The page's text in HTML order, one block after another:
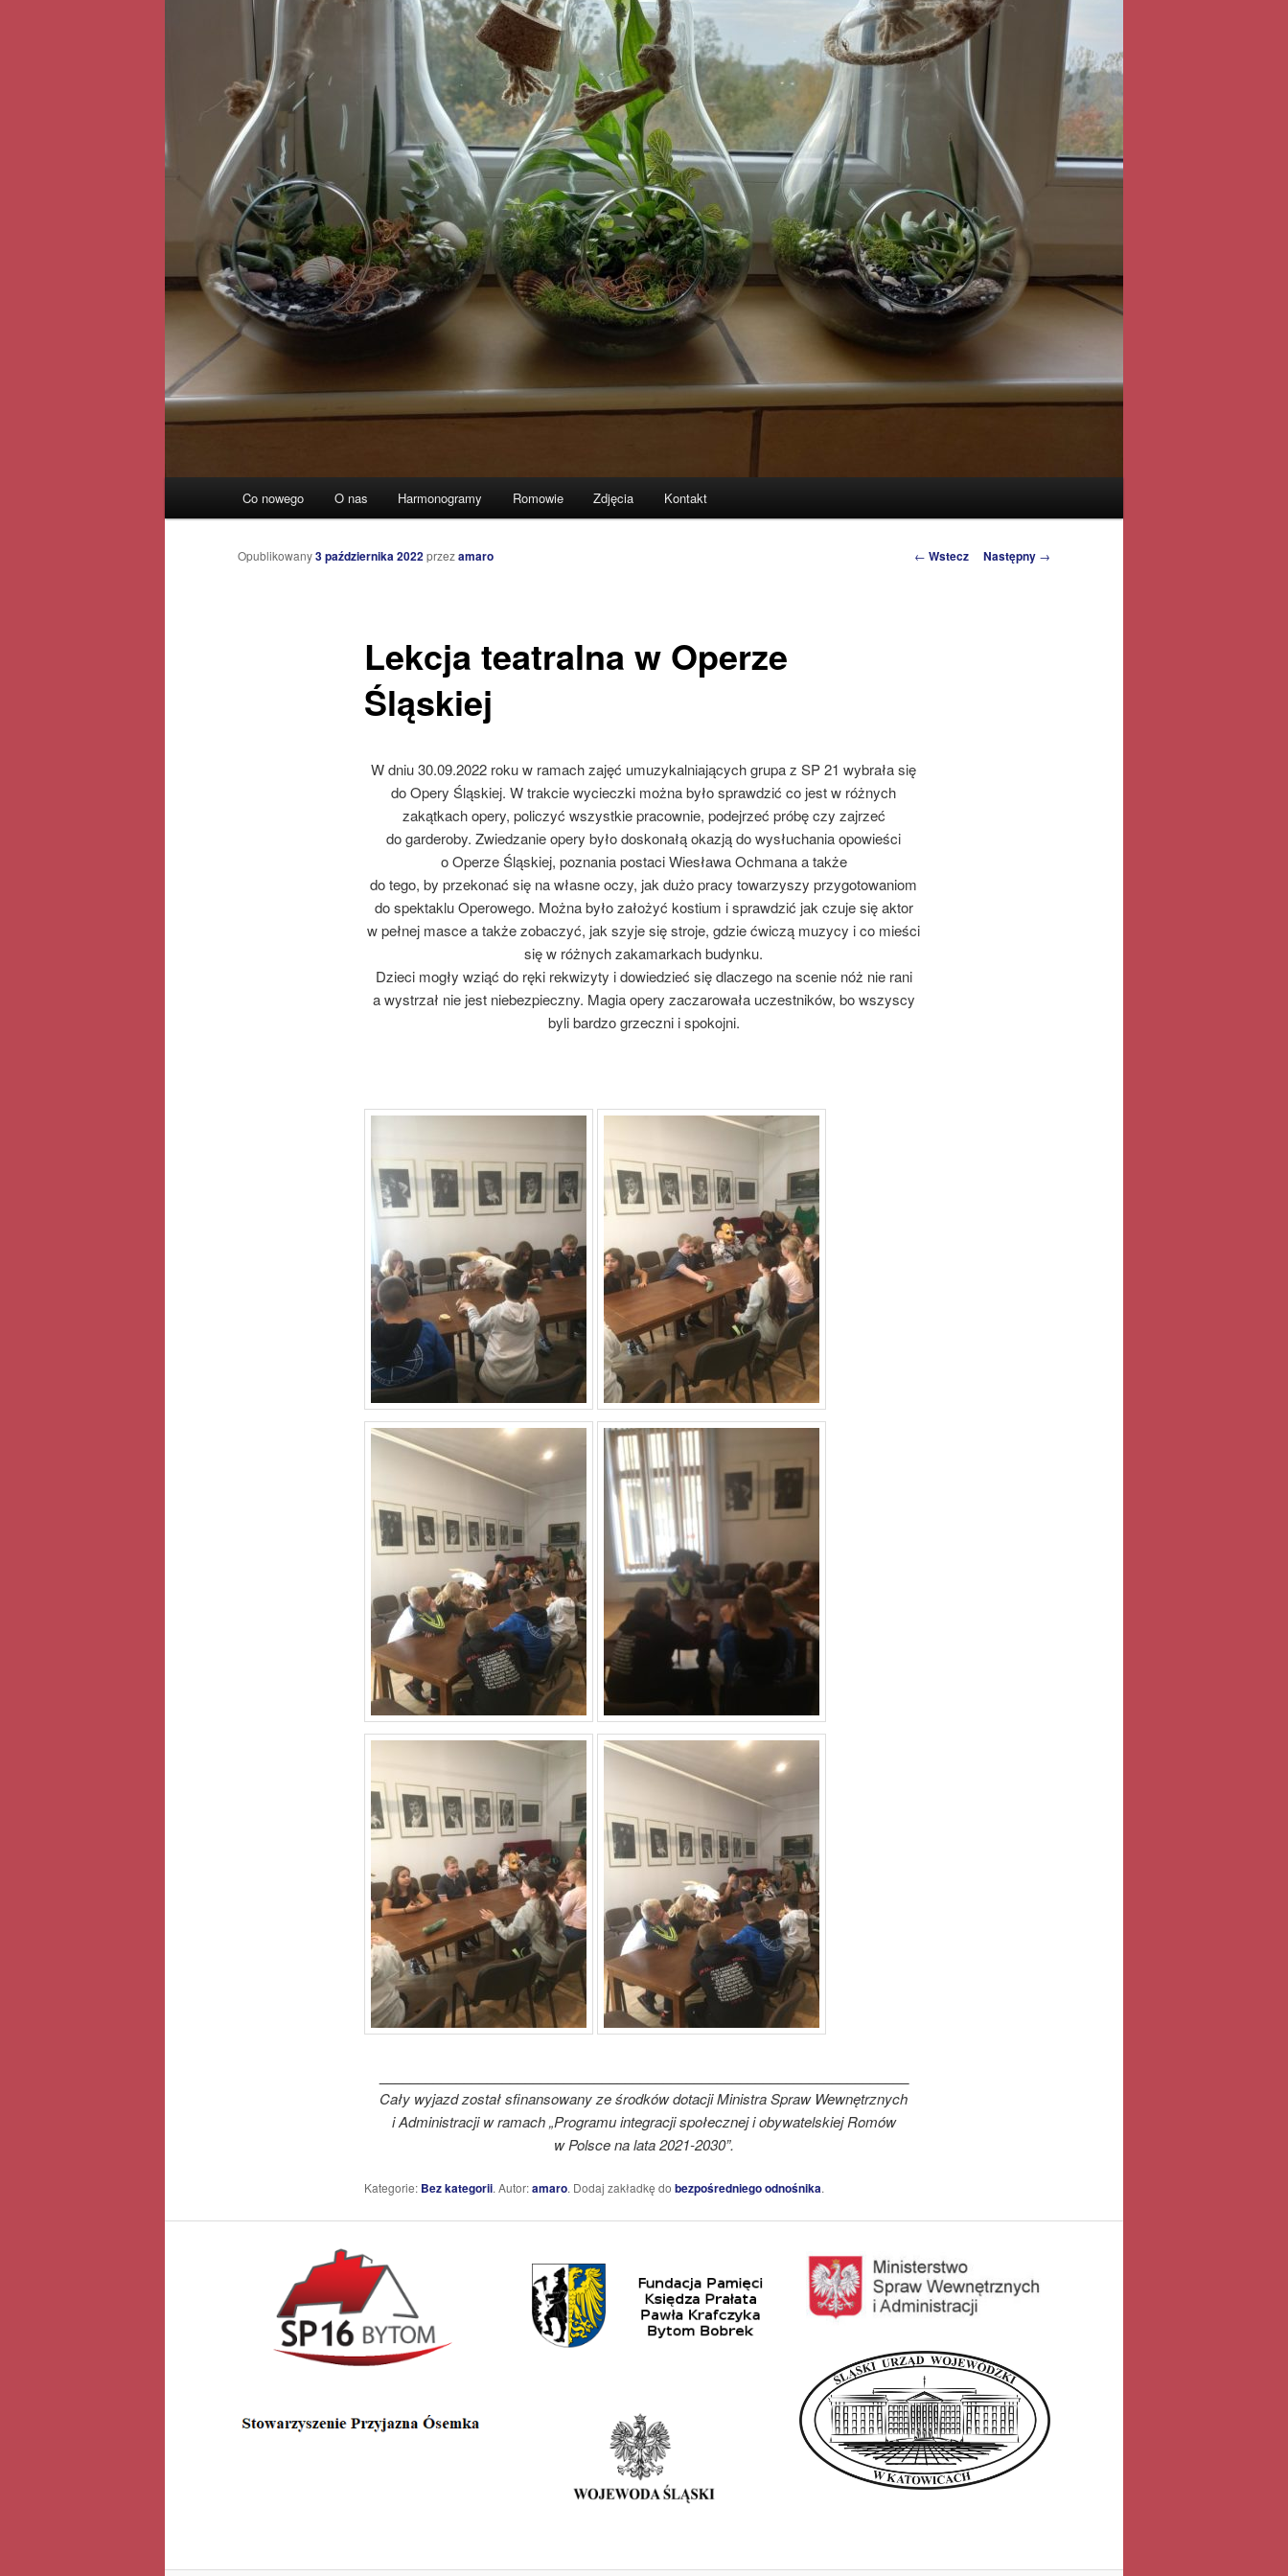
Przeskocz
do
Co nowego O nas Harmonogramy Romowie Zdjęcia Kontakt
Zobacz
← Wstecz Następny →
Lekcja teatralna w Operze
Śląskiej
Opublikowany3 października 2022przezamaro
W dniu 30.09.2022 roku w ramach zajęć umuzykalniających grupa z SP 21 wybrała się
do Opery Śląskiej. W trakcie wycieczki można było sprawdzić co jest w różnych
zakątkach opery, policzyć wszystkie pracownie, podejrzeć próbę czy zajrzeć
do garderoby. Zwiedzanie opery było doskonałą okazją do wysłuchania opowieści
o Operze Śląskiej, poznania postaci Wiesława Ochmana a także
do tego, by przekonać się na własne oczy, jak dużo pracy towarzyszy przygotowaniom
do spektaklu Operowego. Można było założyć kostium i sprawdzić jak czuje się aktor
w pełnej masce a także zobaczyć, jak szyje się stroje, gdzie ćwiczą muzycy i co mieści
się w różnych zakamarkach budynku.
Dzieci mogły wziąć do ręki rekwizyty i dowiedzieć się dlaczego na scenie nóż nie rani
a wystrzał nie jest niebezpieczny. Magia opery zaczarowała uczestników, bo wszyscy
byli bardzo grzeczni i spokojni.
Cały wyjazd został sfinansowany ze środków dotacji Ministra Spraw Wewnętrznych
i Administracji wramach „Programu integracji społecznej i obywatelskiej Romów
w Polsce na lata 2021-2030”.
Kategorie: Bez kategorii. Autor:amaro. Dodaj zakładkę do bezpośredniego odnośnika.